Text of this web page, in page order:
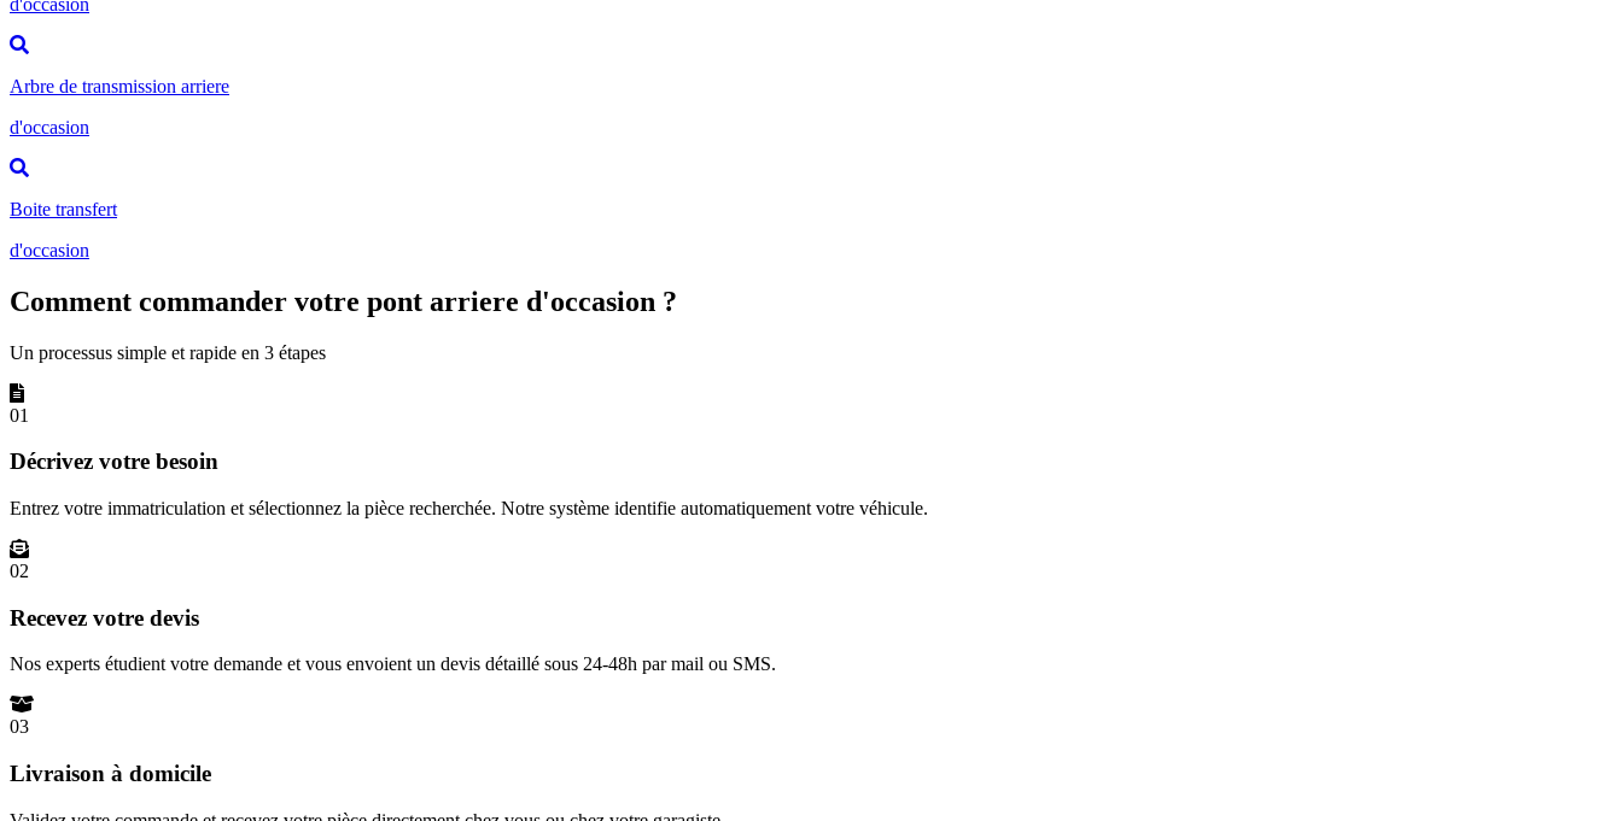
Arbre de transmission arriere
d'occasion
Boite transfert
d'occasion
Comment commander votre pont arriere d'occasion ?
Un processus simple et rapide en 3 étapes
01
Décrivez votre besoin
Entrez votre immatriculation et sélectionnez la pièce recherchée. Notre système identifie automatiquement votre véhicule.
02
Recevez votre devis
Nos experts étudient votre demande et vous envoient un devis détaillé sous 24-48h par mail ou SMS.
03
Livraison à domicile